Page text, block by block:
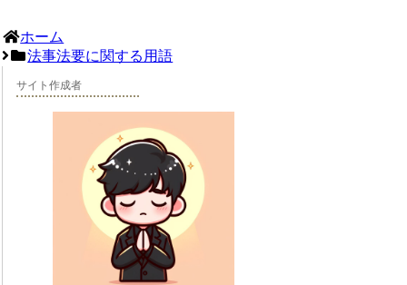
ホーム
法事法要に関する用語
サイト作成者